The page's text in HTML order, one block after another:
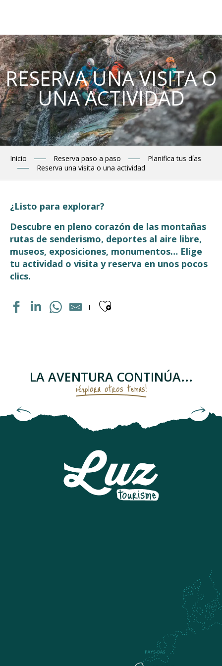
principal
RESERVA UNA VISITA O
UNA ACTIVIDAD
Inicio Reserva paso a paso
Planifica tus días
Reserva una visita o una actividad
¿Listo para explorar?
Descubre en pleno corazón de las montañas
rutas de senderismo, deportes al aire libre,
museos, exposiciones, monumentos… Elige
tu actividad o visita y reserva en unos pocos
clics.
Ajouter aux
LE VERITABLE GATEAU A LA BROCHE
CHAPELLE SAINTE BARBE
LA COMPAGNIE DU SUD - MAISON DES GUIDES
ARC EN CIMES
ART DE LA FERRONNERIE
PISTE DE LUGE A LUZ ARDIDEN
MUSEE DU TRESOR
LA AVENTURA CONTINÚA...
¡Explora otros temas!